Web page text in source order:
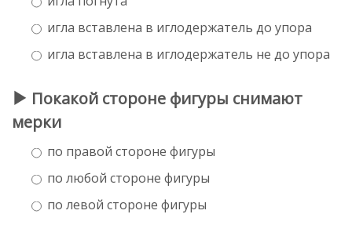
игла вставлена в иглодержатель до упора
игла вставлена в иглодержатель не до упора
Покакой стороне фигуры снимают
мерки
по правой стороне фигуры
по любой стороне фигуры
по левой стороне фигуры